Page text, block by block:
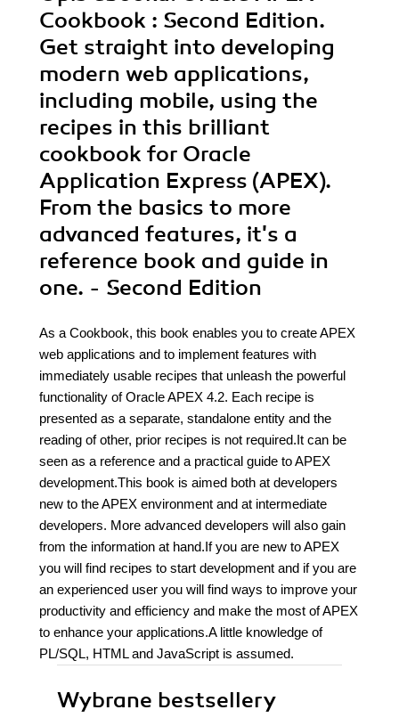
Cookbook : Second Edition.
Get straight into developing
modern web applications,
including mobile, using the
recipes in this brilliant
cookbook for Oracle
Application Express (APEX).
From the basics to more
advanced features, it's a
reference book and guide in
one. - Second Edition
As a Cookbook, this book enables you to create APEX
web applications and to implement features with
immediately usable recipes that unleash the powerful
functionality of Oracle APEX 4.2. Each recipe is
presented as a separate, standalone entity and the
reading of other, prior recipes is not required.It can be
seen as a reference and a practical guide to APEX
development.This book is aimed both at developers
new to the APEX environment and at intermediate
developers. More advanced developers will also gain
from the information at hand.If you are new to APEX
you will find recipes to start development and if you are
an experienced user you will find ways to improve your
productivity and efficiency and make the most of APEX
to enhance your applications.A little knowledge of
PL/SQL, HTML and JavaScript is assumed.
Wybrane bestsellery